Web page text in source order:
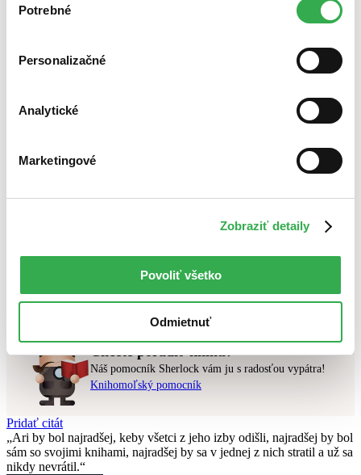
nám pomohlo, keby sme mohli používať všetky tieto
súhlasu
Potrebné
Personalizačné
Analytické
Marketingové
Zobraziť detaily
Povoliť všetko
Odmietnuť
Zúžiť výber
Najdrahšie
Najvyššia zľava
Z kolekcie Milovníci napätia - Vianočný pomocník 2023
vyhovujúci zadaným podmienkam.
Skúste prosím zmeniť vyhľadávaný výraz.
Chcete poradiť knihu?
Náš pomocník Sherlock vám ju s radosťou vypátra!
Knihomoľský pomocník
Pridať citát
Ari by bol najradšej, keby všetci z jeho izby odišli, najradšej by bol
sám so svojimi knihami, najradšej by sa v jednej z nich stratil a už sa
nikdy nevrátil.